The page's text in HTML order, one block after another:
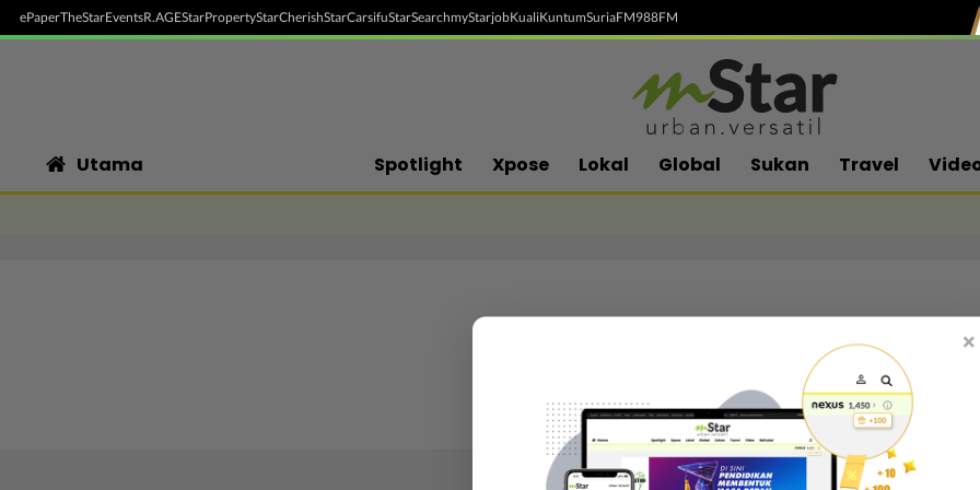
ePaperTheStarEventsR.AGEStarPropertyStarCherishStarCarsifuStarSearchmyStarjobKualiKuntumSuriaFM988FM
Utama Spotlight Xpose Lokal Global Sukan Travel
Follow media sosial kami
×